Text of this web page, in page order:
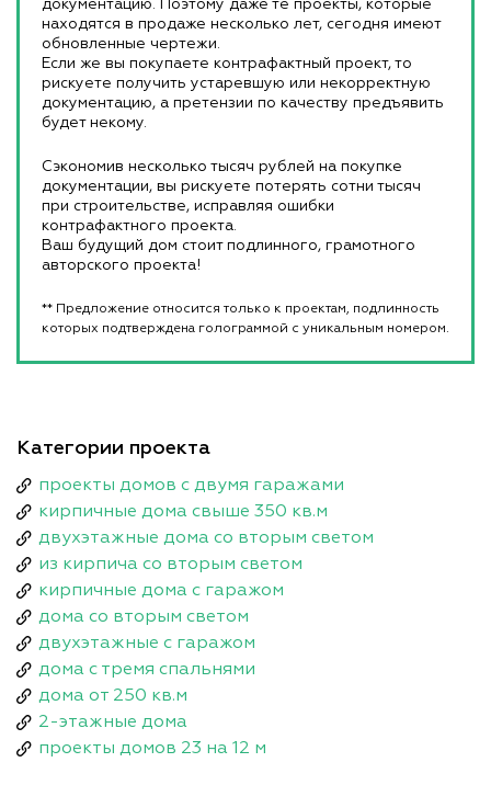
документацию. Поэтому даже те проекты, которые
находятся в продаже несколько лет, сегодня имеют
обновленные чертежи.
Если же вы покупаете контрафактный проект, то
рискуете получить устаревшую или некорректную
документацию, а претензии по качеству предъявить
будет некому.
Сэкономив несколько тысяч рублей на покупке
документации, вы рискуете потерять сотни тысяч
при строительстве, исправляя ошибки
контрафактного проекта.
Ваш будущий дом стоит подлинного, грамотного
авторского проекта!
** Предложение относится только к проектам, подлинность
которых подтверждена голограммой с уникальным номером.
Категории проекта
проекты домов с двумя гаражами
кирпичные дома свыше 350 кв.м
двухэтажные дома со вторым светом
из кирпича со вторым светом
кирпичные дома с гаражом
дома со вторым светом
двухэтажные с гаражом
дома с тремя спальнями
дома от 250 кв.м
2-этажные дома
проекты домов 23 на 12 м